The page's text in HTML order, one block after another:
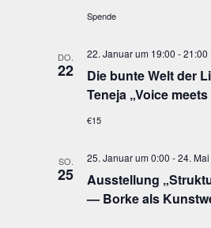
Spende
DO.
22
Die bun­te Welt der
Tene­ja „Voice
22. Januar um 19:00 -21:00
€15
SO.
25
Aus­stel­lung
— Bor­ke als
25. Januar um 0:00 -24.